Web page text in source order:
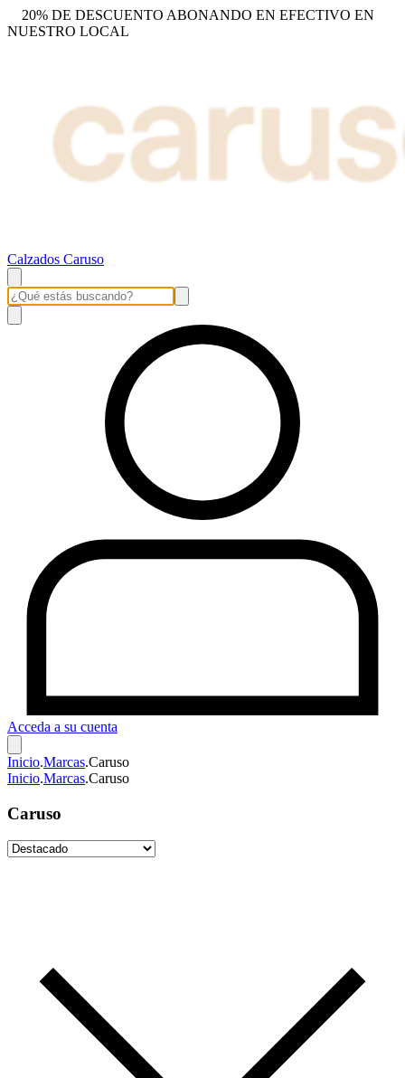
20% DE DESCUENTO ABONANDO EN EFECTIVO EN
NUESTRO LOCAL
Calzados Caruso
Acceda a su cuenta
Inicio.Marcas.Caruso
Inicio.Marcas.Caruso
Caruso